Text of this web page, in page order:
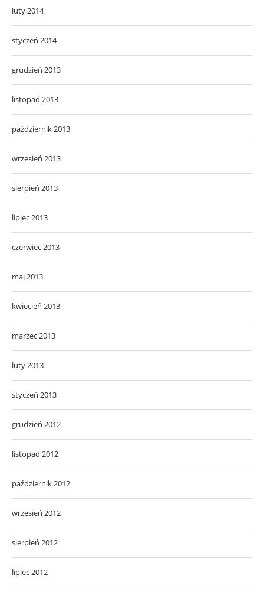
luty 2014
styczeń 2014
grudzień 2013
listopad 2013
październik 2013
wrzesień 2013
sierpień 2013
lipiec 2013
czerwiec 2013
maj 2013
kwiecień 2013
marzec 2013
luty 2013
styczeń 2013
grudzień 2012
listopad 2012
październik 2012
wrzesień 2012
sierpień 2012
lipiec 2012